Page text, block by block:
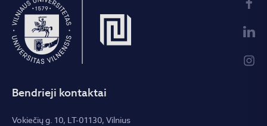
Bendrieji kontaktai
Vokiečių g. 10, LT-01130, Vilnius